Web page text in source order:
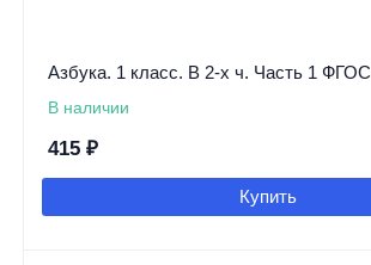
Азбука. 1 класс. В 2-х ч. Часть 1 ФГОС
В наличии
415 ₽
Купить